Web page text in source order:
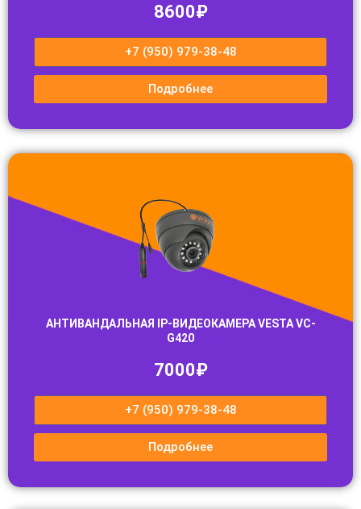
8600₽
+7 (950) 979-38-48
Подробнее
АНТИВАНДАЛЬНАЯ IP-ВИДЕОКАМЕРА VESTA VC-
G420
7000₽
+7 (950) 979-38-48
Подробнее